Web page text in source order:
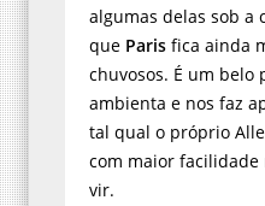
algumas delas sob a
que Paris fica ainda
chuvosos. É um belo
ambienta e nos faz
tal qual o próprio
com maior
vir.